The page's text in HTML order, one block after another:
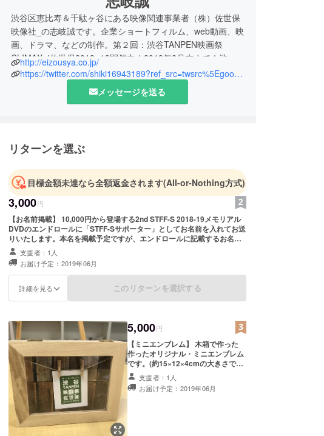
渋谷区恵比寿＆千駄ヶ谷にある映像関連事業者（株）佐世保
映像社_の志岐誠です。企業ショートフィルム、web動画、映
画、ドラマ、などの制作。第２回：渋谷TANPEN映画祭
CLIMAXat佐世保2018 -19開催中！2019年2月末まで！渋谷
TSUTAYA 4F他、佐世保くっけん広場、佐世保市立図書館、
佐世保市博物館島瀬美術センター、万津６区「BRICK MALL
SASEBO」他で毎日短編映画を上映してます！
http://eizousya.co.jp/
https://twitter.com/shiki16943189?ref_src=twsrc%5Egoogle%7Ctwcamp%5Eserp%7Ctwgr%5Eauthor
メッセージを送る
リターンを選ぶ
目標金額未達なら全額返金されます(All-or-Nothing方式)
3,000円
【お名前掲載】 10,000円から登場する2nd STFF-S 2018-19メモリアル
DVDのエンドロールに「STFF-Sサポーター」としてお名前を入れてお送
りいたします。本名を掲載予定ですが、エンドロールに記載するお名前
が、本名は嫌だ！という方は「あだ名」など入れて欲しい名前を支援時
に備考欄で一つ明記してください。
支援者：1人
お届け予定：2019年06月
詳細を見る このリターンを選択する
5,000円
【ミニエンブレム】 木箱で作った
作ったオリジナル・ミニエンブレム
です。(約15×12×4cmの大きさです)
【缶バッチ】 STFF-S公認サポー
ターの証として、コンペティション
の作品応募者のうち１次審査合格者
支援者：1人
お届け予定：2019年06月